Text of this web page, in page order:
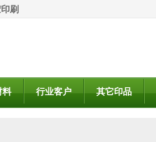
刷
料 行业客户 其它印品